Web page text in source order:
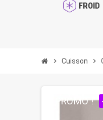
FROID
chevron_right Cuisson chevron_right
PROMO !